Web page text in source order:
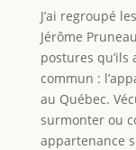
J’ai regroupé
Jérôme
postures
commun :
au Québec.
surmonter ou
appartenance